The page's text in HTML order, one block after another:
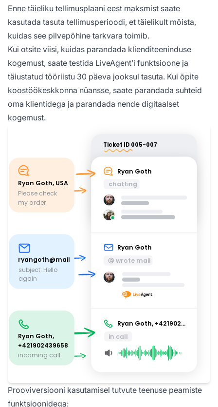
Enne täieliku tellimusplaani eest maksmist saate
kasutada tasuta tellimusperioodi, et täielikult mõista,
kuidas see pilvepõhine tarkvara toimib.
Kui otsite viisi, kuidas parandada klienditeeninduse
kogemust, saate testida LiveAgent’i funktsioone ja
täiustatud tööriistu 30 päeva jooksul tasuta. Kui õpite
koostöökeskkonna nüansse, saate parandada suhteid
oma klientidega ja parandada nende digitaalset
kogemust.
Prooviversiooni kasutamisel tutvute teenuse peamiste
funktsioonidega: